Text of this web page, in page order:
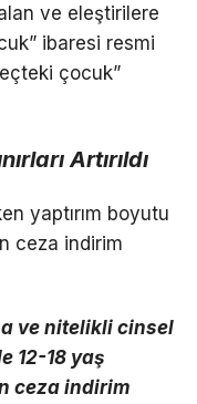
ve eleştirilere
ibaresi resmi
çocuk”
Artırıldı
yaptırım boyutu
ceza indirim
ve nitelikli cinsel
12-18 yaş
ceza indirim